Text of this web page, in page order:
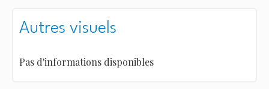
Autres visuels
Pas d'informations disponibles